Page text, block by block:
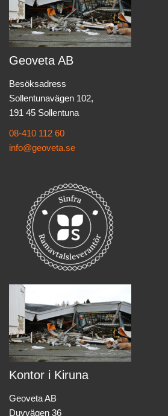
Geoveta AB
Besöksadress
Sollentunavägen 102,
191 45 Sollentuna
08-410 112 60
info@geoveta.se
Kontor i Kiruna
Geoveta AB
Duvvägen 36